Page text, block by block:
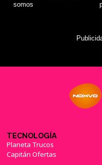
somos
TECNOLOGÍA
Planeta Trucos
Capitán Ofertas